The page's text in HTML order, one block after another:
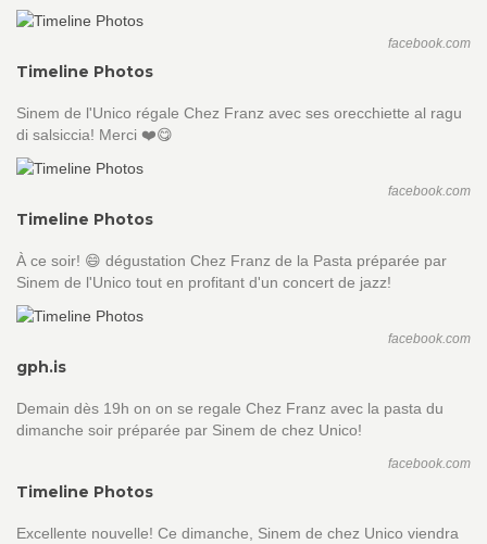
facebook.com
Timeline Photos
Sinem de l'Unico régale Chez Franz avec ses orecchiette al ragu
di salsiccia! Merci ❤️😋
facebook.com
Timeline Photos
À ce soir! 😄 dégustation Chez Franz de la Pasta préparée par
Sinem de l'Unico tout en profitant d'un concert de jazz!
facebook.com
gph.is
Demain dès 19h on on se regale Chez Franz avec la pasta du
dimanche soir préparée par Sinem de chez Unico!
facebook.com
Timeline Photos
Excellente nouvelle! Ce dimanche, Sinem de chez Unico viendra